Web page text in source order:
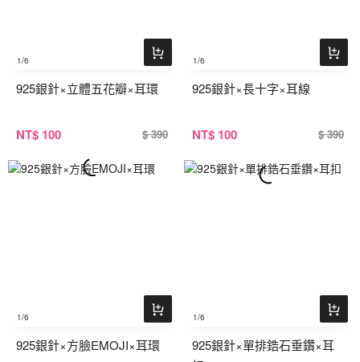
1/6
925銀針×立體五花瓣×耳環
NT$ 100 $ 390
1/6
925銀針×長十字×耳線
NT$ 100 $ 390
1/6
925銀針×方臉EMOJI×耳環
1/6
925銀針×單排鋯石垂鑽×耳